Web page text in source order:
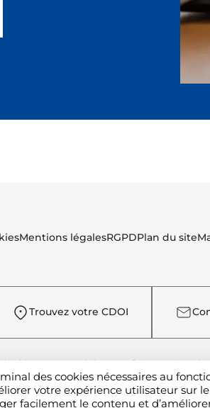
Mentions légalesRGPDPlan du site
Trouvez votre CDOI
déposer une plainte ou faire un
des cookies nécessaires au
votre expérience utilisateur sur
facilement le contenu et